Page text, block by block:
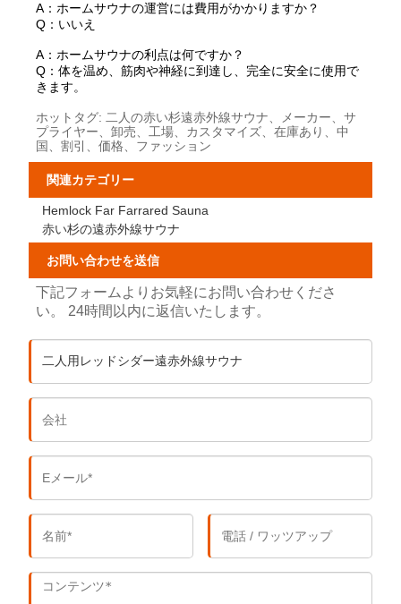
A：ホームサウナの運営には費用がかかりますか？
Q：いいえ
A：ホームサウナの利点は何ですか？
Q：体を温め、筋肉や神経に到達し、完全に安全に使用で
きます。
ホットタグ: 二人の赤い杉遠赤外線サウナ、メーカー、サ
プライヤー、卸売、工場、カスタマイズ、在庫あり、中
国、割引、価格、ファッション
関連カテゴリー
Hemlock Far Farrared Sauna
赤い杉の遠赤外線サウナ
お問い合わせを送信
下記フォームよりお気軽にお問い合わせくださ
い。 24時間以内に返信いたします。